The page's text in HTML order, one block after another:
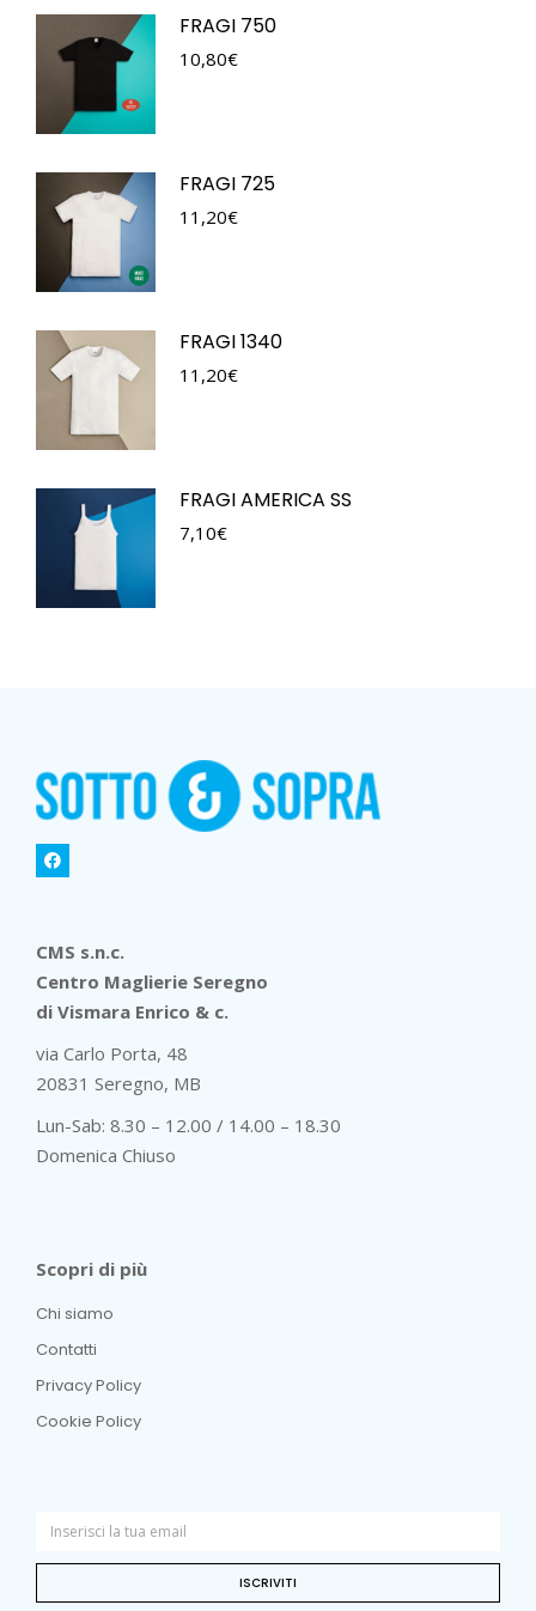
FRAGI 750
10,80€
FRAGI 725
11,20€
FRAGI 1340
11,20€
FRAGI AMERICA SS
7,10€
CMS s.n.c.
Centro Maglierie Seregno
di Vismara Enrico & c.
via Carlo Porta, 48
20831 Seregno, MB
Lun-Sab: 8.30 – 12.00 / 14.00 – 18.30
Domenica Chiuso
Scopri di più
Chi siamo
Contatti
Privacy Policy
Cookie Policy
ISCRIVITI